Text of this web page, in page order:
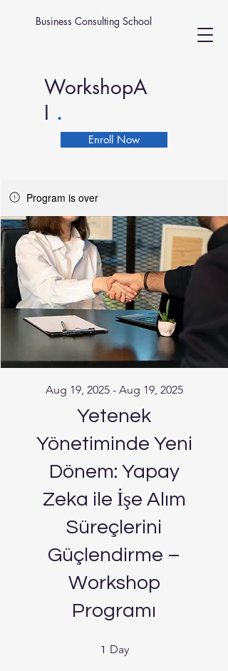
Business Consulting School
WorkshopA
I .
Enroll Now
Program is over
Yetenek
Yönetiminde Yeni
Dönem: Yapay
Zeka ile İşe Alım
Süreçlerini
Güçlendirme –
Workshop
Programı
Aug 19, 2025 - Aug 19, 2025
1 Day